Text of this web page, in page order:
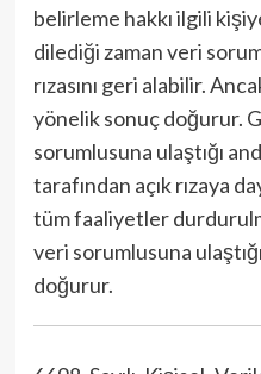
belirleme hakkı ilgili
dilediği zaman veri
rızasını geri alabilir.
yönelik sonuç doğurur.
sorumlusuna ulaştığı
tarafından açık rızaya
tüm faaliyetler
veri sorumlusuna
doğurur.